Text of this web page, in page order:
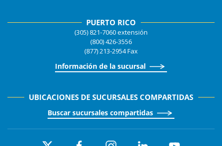
PUERTO RICO
(305) 821-7060 extensión
(800) 426-3556
(877) 213-2954 Fax
Información de la sucursal
UBICACIONES DE SUCURSALES COMPARTIDAS
Buscar sucursales compartidas